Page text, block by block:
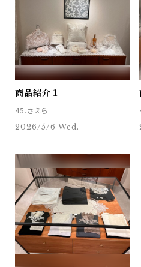
商品紹介１
45.さえら
2026/5/6 Wed.